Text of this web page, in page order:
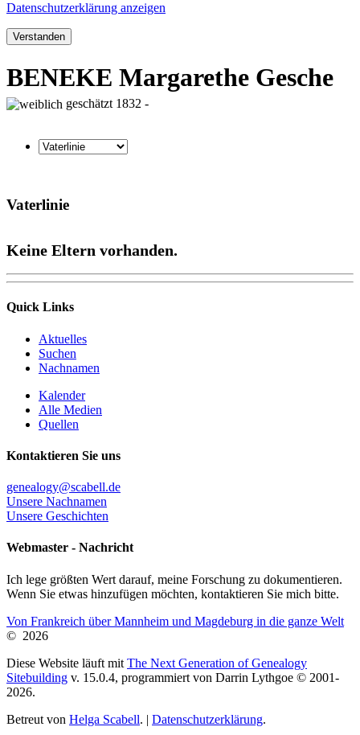
Datenschutzerklärung anzeigen
Verstanden
BENEKE Margarethe Gesche
geschätzt 1832 -
Vaterlinie
Keine Eltern vorhanden.
Quick Links
Aktuelles
Suchen
Nachnamen
Kalender
Alle Medien
Quellen
Kontaktieren Sie uns
genealogy@scabell.de
Unsere Nachnamen
Unsere Geschichten
Webmaster - Nachricht
Ich lege größten Wert darauf, meine Forschung zu dokumentieren.
Wenn Sie etwas hinzufügen möchten, kontaktieren Sie mich bitte.
Von Frankreich über Mannheim und Magdeburg in die ganze Welt
© 2026
Diese Website läuft mit The Next Generation of Genealogy
Sitebuilding v. 15.0.4, programmiert von Darrin Lythgoe © 2001-
2026.
Betreut von Helga Scabell. | Datenschutzerklärung.